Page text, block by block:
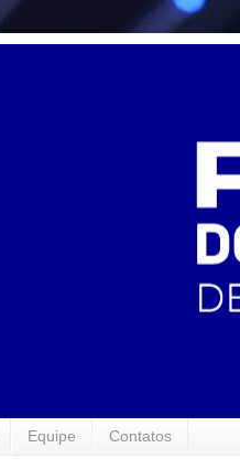
Equipe Contatos